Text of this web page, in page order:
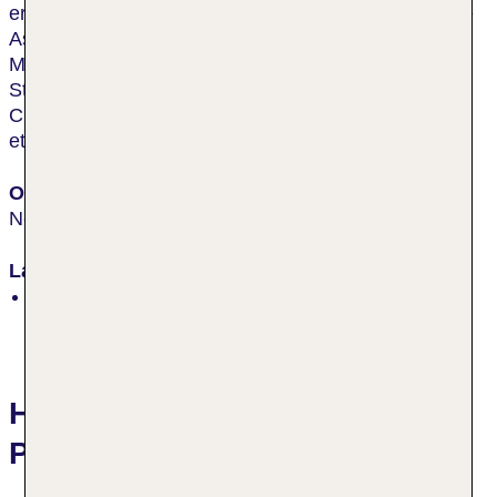
erreichen die Gäste die nächste Diskothek und Torre
Astura, nach ca. 400 m den Bahnhof und Borgo
Medioevale und nach ca. 2 km die nächste größere
Stadt sowie Cimitero Americano. Der Flughafen
Ciampino und Leonardo da Vinci (Fiumicino) liegen
etwa 60 km vom Hotel entfernt.
Ort
Nettuno
Lage
Hotelbewertungen Astura
Palace